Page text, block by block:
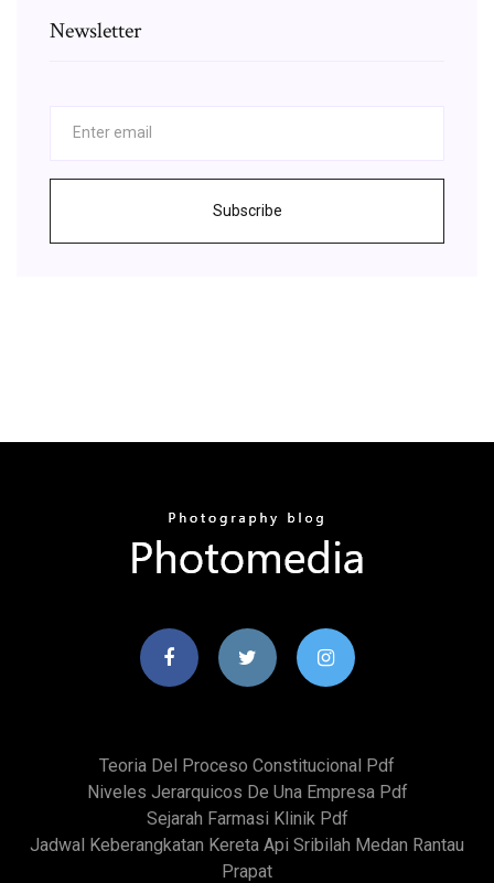
Newsletter
Subscribe
Teoria Del Proceso Constitucional Pdf
Niveles Jerarquicos De Una Empresa Pdf
Sejarah Farmasi Klinik Pdf
Jadwal Keberangkatan Kereta Api Sribilah Medan Rantau
Prapat